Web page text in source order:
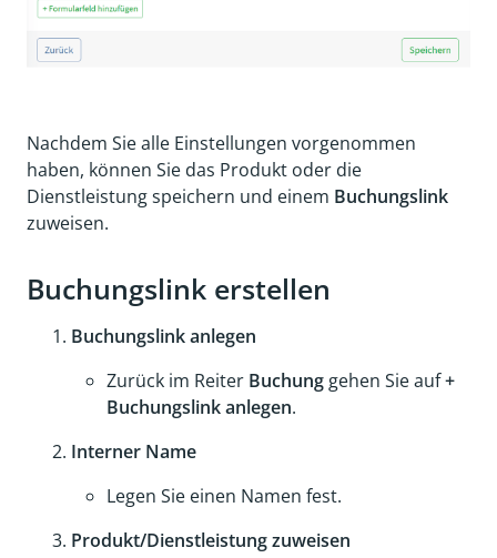
Nachdem Sie alle Einstellungen vorgenommen
haben, können Sie das Produkt oder die
Dienstleistung speichern und einem Buchungslink
zuweisen.
Buchungslink erstellen
Buchungslink anlegen
Zurück im Reiter Buchung gehen Sie auf+
Buchungslink anlegen.
Interner Name
Legen Sie einen Namen fest.
Produkt/Dienstleistung zuweisen